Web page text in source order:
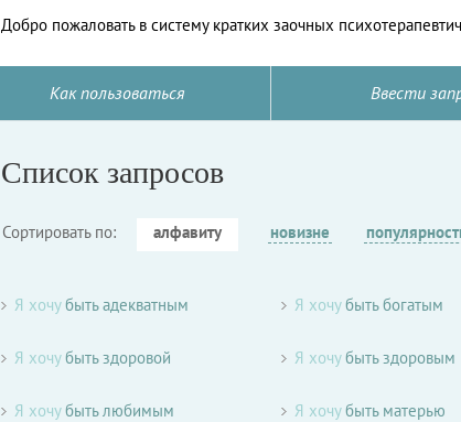
Добро пожаловать в систему кратких заочных
Как пользоваться Ввести
Список запросов
Сортировать по: алфавиту новизне
Я хочубыть адекватным Я хочубыть богатым
Я хочубыть здоровой Я хочубыть здоровым
Я хочубыть любимым Я хочубыть матерью